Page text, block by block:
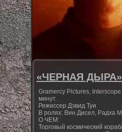
«ЧЕРНАЯ
Gramercy Pictures,
минут.
Режиссер Дэвид Туи
В ролях: Вин Дисел, Радха
О ЧЕМ:
Торговый космический